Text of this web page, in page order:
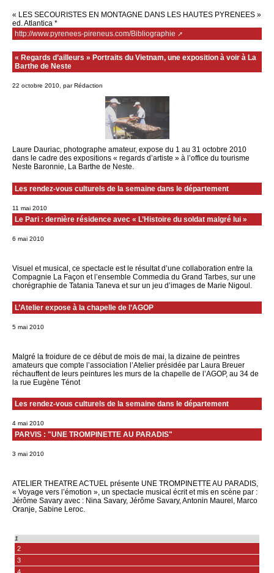
« LES SECOURISTES EN MONTAGNE DANS LES HAUTES PYRENEES »
ed. Atlantica *
http://www.pyrenees-pireneus.com/Bibliographie
« Regards d’ailleurs » Portraits du Vietnam, une exposition à voir à La
Barthe de Neste
22 octobre 2010, par Rédaction
Laure Dauriac, photographe amateur, expose du 1 au 31 octobre 2010
dans le cadre des expositions « regards d’artiste » à l’office du tourisme
Neste Baronnie, La Barthe de Neste.
Les rendez-vous culturels de la semaine dans le département
11 mai 2010
Le Pari : dernière résidence avec « L’Histoire du soldat malgré lui »
6 mai 2010
Visuel et musical, ce spectacle est le résultat d’une collaboration entre la
Compagnie La Façon et l’ensemble Commedia du Grand Tarbes, sur une
chorégraphie de Tatania Taneva et sur un jeu d’images de Marie Nigoul.
L’Atelier expose à la chapelle de l’AGOP
5 mai 2010
Malgré la froidure de ce début de mois de mai, la dizaine de peintres
amateurs que compte l’association l’Atelier présidée par Laura Breuer
réchauffent de leurs peintures les murs de la chapelle de l’AGOP, au 34 de
la rue Eugène Ténot
Les rendez-vous culturels de la semaine dans le département
4 mai 2010
PARVIS : "UNE TROMPINETTE AU PARADIS"
3 mai 2010
ATELIER THEATRE ACTUEL présente UNE TROMPINETTE AU PARADIS,
« Voyage vers l’émotion », un spectacle musical écrit et mis en scène par :
Jérôme Savary avec : Nina Savary, Jérôme Savary, Antonin Maurel, Marco
Oranje, Sabine Leroc.
1
2
3